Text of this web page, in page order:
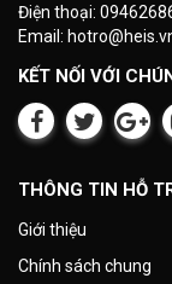
Điện thoại:
Email:
KẾT NỐI VỚI
THÔNG TIN HỖ
Giới thiệu
Chính sách chung